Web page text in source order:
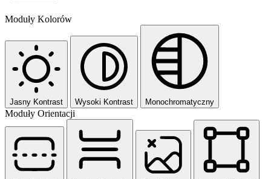
Moduły Kolorów
Jasny Kontrast Wysoki Kontrast Monochromatyczny
Moduły Orientacji